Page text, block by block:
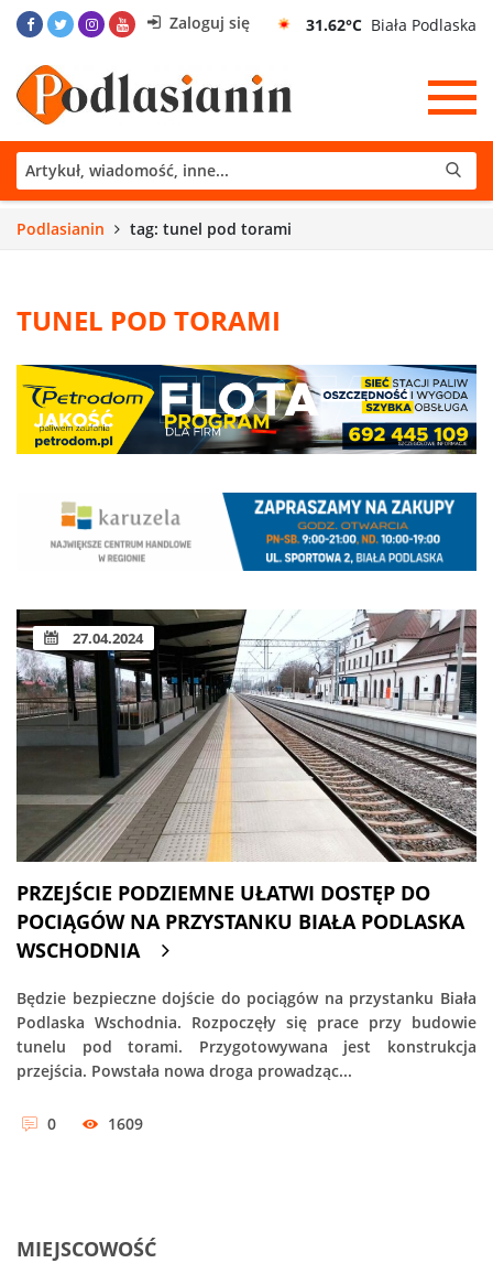
Zaloguj się 31.62°C Biała Podlaska
Podlasianin tag: tunel pod torami
TUNEL POD TORAMI
27.04.2024
PRZEJŚCIE PODZIEMNE UŁATWI DOSTĘP DO
POCIĄGÓW NA PRZYSTANKU BIAŁA PODLASKA
WSCHODNIA
Będzie bezpieczne dojście do pociągów na przystanku Biała
Podlaska Wschodnia. Rozpoczęły się prace przy budowie
tunelu pod torami. Przygotowywana jest konstrukcja
przejścia. Powstała nowa droga prowadząc...
0 1609
MIEJSCOWOŚĆ